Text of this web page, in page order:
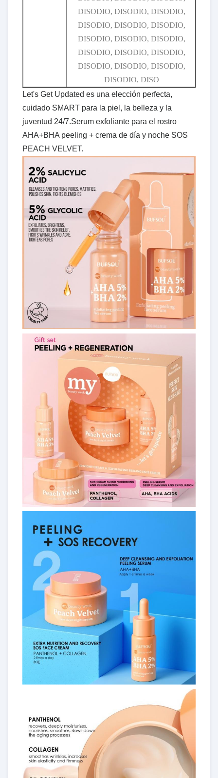
DISODIO, DISODIO, DISODIO,
DISODIO, DISODIO, DISODIO,
DISODIO, DISODIO, DISODIO,
DISODIO, DISODIO, DISODIO,
DISODIO, DISODIO, DISODIO,
DISODIO, DISO
Let's Get Updated es una elección perfecta,
cuidado SMART para la piel, la belleza y la
juventud 24/7.Serum exfoliante para el rostro
AHA+BHA peeling + crema de día y noche SOS
PEACH VELVET.